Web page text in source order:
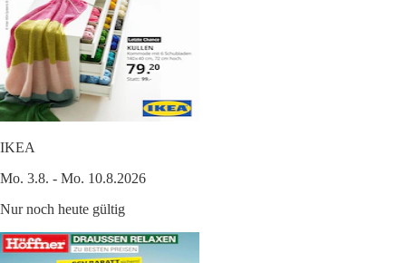
IKEA
Mo. 3.8. - Mo. 10.8.2026
Nur noch heute gültig